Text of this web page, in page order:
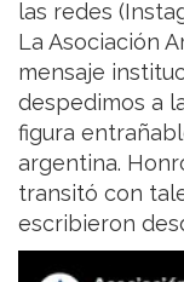
las redes
La Asociación
mensaje
despedimos a
figura
argentina.
transitó con
escribieron